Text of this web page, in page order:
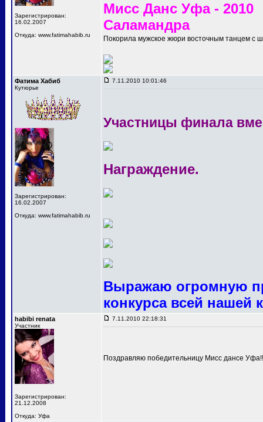
Зарегистрирован:
16.02.2007
Откуда: www.fatimahabib.ru
Мисс Данс Уфа - 2010
Саламандра
Покорила мужское жюри восточным танцем с
Фатима Хабиб
Кутюрье
Зарегистрирован:
16.02.2007
Откуда: www.fatimahabib.ru
7.11.2010 10:01:46
Участницы финала
Награждение.
Выражаю огромную
конкурса всей нашей
habibi renata
Участник
Зарегистрирован:
21.12.2008
Откуда: Уфа
7.11.2010 22:18:31
Поздравляю победительницу Мисс дансе